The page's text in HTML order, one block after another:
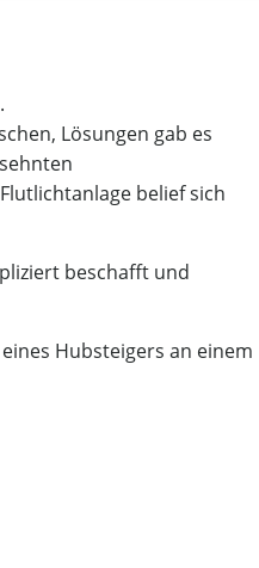
Lösungen gab es
belief sich
beschafft und
Hubsteigers an einem